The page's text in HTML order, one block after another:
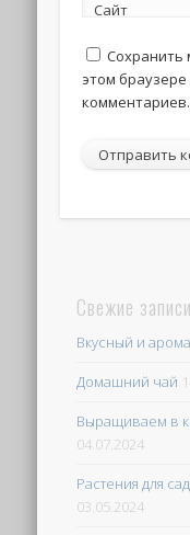
Сайт
Сохранить
этом
комментариев.
Свежие записи
Вкусный и
Домашний чай
Выращиваем в
04.07.2024
Растения для
03.05.2024